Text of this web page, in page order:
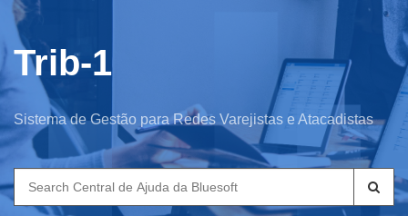
Trib-1
Sistema de Gestão para Redes Varejistas e Atacadistas
Search
for: